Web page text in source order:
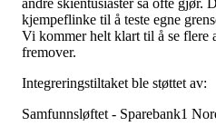
andre skientusiaster så ofte gjør.
kjempeflinke til å teste egne
Vi kommer helt klart til å se flere
fremover.
Integreringstiltaket ble støttet av:
Samfunnsløftet - Sparebank1